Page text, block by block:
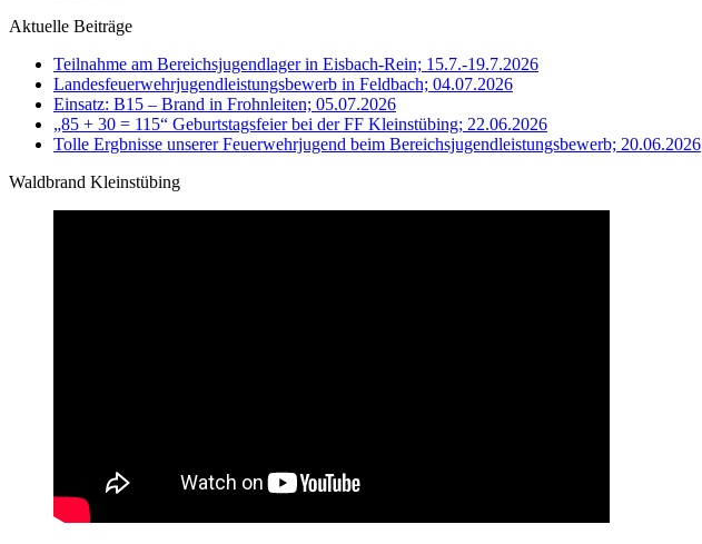
Aktuelle Beiträge
Teilnahme am Bereichsjugendlager in Eisbach-Rein; 15.7.-19.7.2026
Landesfeuerwehrjugendleistungsbewerb in Feldbach; 04.07.2026
Einsatz: B15 – Brand in Frohnleiten; 05.07.2026
„85 + 30 = 115“ Geburtstagsfeier bei der FF Kleinstübing; 22.06.2026
Tolle Ergbnisse unserer Feuerwehrjugend beim Bereichsjugendleistungsbewerb; 20.06.2026
Waldbrand Kleinstübing